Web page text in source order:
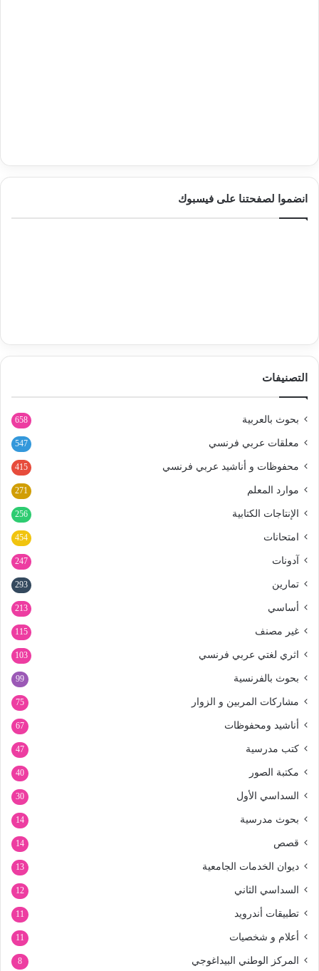
انضموا لصفحتنا على فيسبوك
التصنيفات
بحوث بالعربية 658
معلقات عربي فرنسي 547
محفوظات و أناشيد عربي فرنسي 415
موارد المعلم 271
الإنتاجات الكتابية 256
امتحانات 454
آدونات 247
تمارين 293
أساسي 213
غير مصنف 115
اثري لغتي عربي فرنسي 103
بحوث بالفرنسية 99
مشاركات المربين و الزوار 75
أناشيد ومحفوظات 67
كتب مدرسية 47
مكتبة الصور 40
السداسي الأول 30
بحوث مدرسية 14
قصص 14
ديوان الخدمات الجامعية 13
السداسي الثاني 12
تطبيقات أندرويد 11
أعلام و شخصيات 11
المركز الوطني البيداغوجي 8